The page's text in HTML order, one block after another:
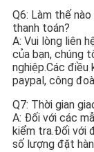
Q6: Làm thế
thanh toán?
A: Vui lòng liên
của bạn, chúng
nghiệp.Các điều
paypal, công
Q7: Thời gian
A: Đối với các
kiểm tra.Đối với
số lượng đặt